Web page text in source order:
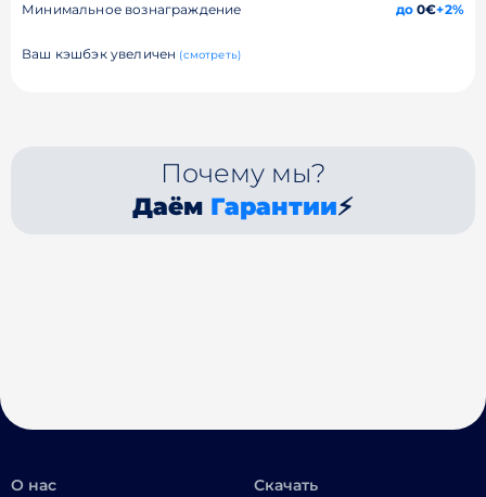
Минимальное вознаграждение до0€+2%
Ваш кэшбэк увеличен (смотреть)
Почему мы?
Даём Гарантии⚡
О нас Скачать